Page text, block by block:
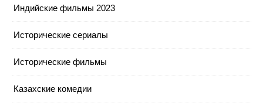
Индийские фильмы 2023
Исторические сериалы
Исторические фильмы
Казахские комедии